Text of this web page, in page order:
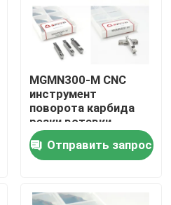
MGMN300-M CNC
инструмент
поворота карбида
резки вставки
канавки для стали и
нержавеющей
Отправить запрос